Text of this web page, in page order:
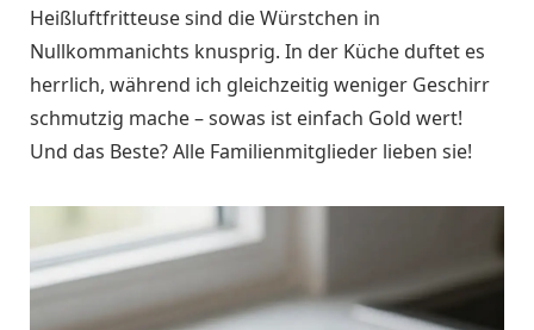
Heißluftfritteuse sind die Würstchen in
Nullkommanichts knusprig. In der Küche duftet es
herrlich, während ich gleichzeitig weniger Geschirr
schmutzig mache – sowas ist einfach Gold wert!
Und das Beste? Alle Familienmitglieder lieben sie!